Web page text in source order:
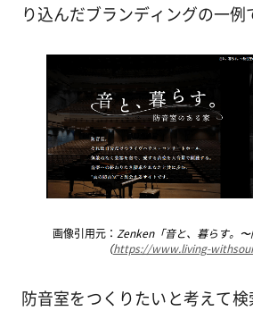
り込んだブランディングの一例
画像引用元： Zenken「音と、暮らす。〜
（https://www.living-
防音室をつくりたいと考えて